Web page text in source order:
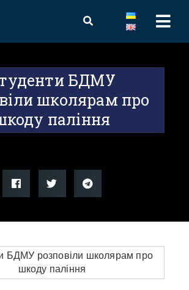
БДМУ
школярам про
паління